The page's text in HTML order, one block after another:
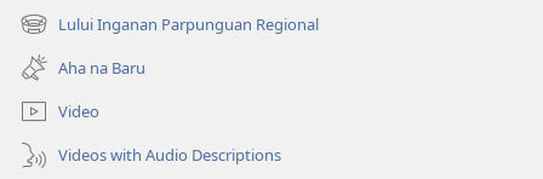
new
window)
Lului Inganan Parpunguan Regional
(opens
new
window)
Aha na Baru
Video
Videos with Audio Descriptions